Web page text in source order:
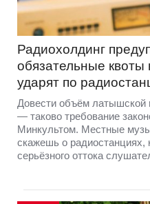
Радиохолдинг
обязательные
ударят по
Довести объём латышской
— таково требование
Минкультом. Местные
скажешь о радиостанциях,
серьёзного оттока